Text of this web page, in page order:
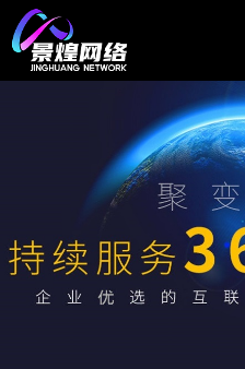
小程序开发
Google推广